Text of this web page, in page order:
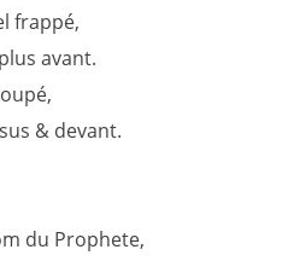
frappé,
avant.
& devant.
du Prophete,